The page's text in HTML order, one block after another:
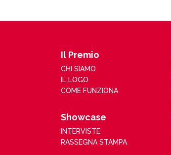
Il Premio
CHI SIAMO
IL LOGO
COME FUNZIONA
Showcase
INTERVISTE
RASSEGNA STAMPA